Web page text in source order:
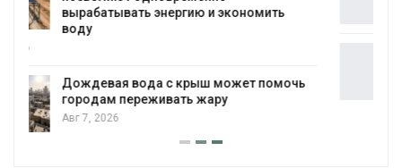
Авг 6, 2026
сентябре
Авг 6, 2026